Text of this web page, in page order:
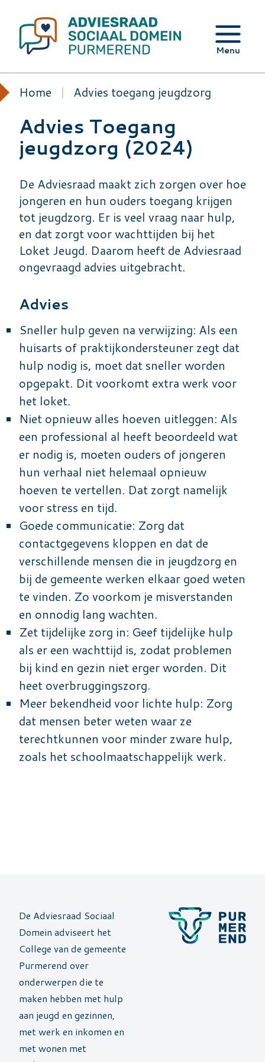
naar
inhoud
gaan
Menu
Home Advies toegang jeugdzorg
Advies Toegang
jeugdzorg (2024)
De Adviesraad maakt zich zorgen over hoe
jongeren en hun ouders toegang krijgen
tot jeugdzorg. Er is veel vraag naar hulp,
en dat zorgt voor wachttijden bij het
Loket Jeugd. Daarom heeft de Adviesraad
ongevraagd advies uitgebracht.
Advies
Sneller hulp geven na verwijzing: Als een
huisarts of praktijkondersteuner zegt dat
hulp nodig is, moet dat sneller worden
opgepakt. Dit voorkomt extra werk voor
het loket.
Niet opnieuw alles hoeven uitleggen: Als
een professional al heeft beoordeeld wat
er nodig is, moeten ouders of jongeren
hun verhaal niet helemaal opnieuw
hoeven te vertellen. Dat zorgt namelijk
voor stress en tijd.
Goede communicatie: Zorg dat
contactgegevens kloppen en dat de
verschillende mensen die in jeugdzorg en
bij de gemeente werken elkaar goed weten
te vinden. Zo voorkom je misverstanden
en onnodig lang wachten.
Zet tijdelijke zorg in: Geef tijdelijke hulp
als er een wachttijd is, zodat problemen
bij kind en gezin niet erger worden. Dit
heet overbruggingszorg.
Meer bekendheid voor lichte hulp: Zorg
dat mensen beter weten waar ze
terechtkunnen voor minder zware hulp,
zoals het schoolmaatschappelijk werk.
De Adviesraad Sociaal
Domein adviseert het
College van de gemeente
Purmerend over
onderwerpen die te
maken hebben met hulp
aan jeugd en gezinnen,
met werk en inkomen en
met wonen met